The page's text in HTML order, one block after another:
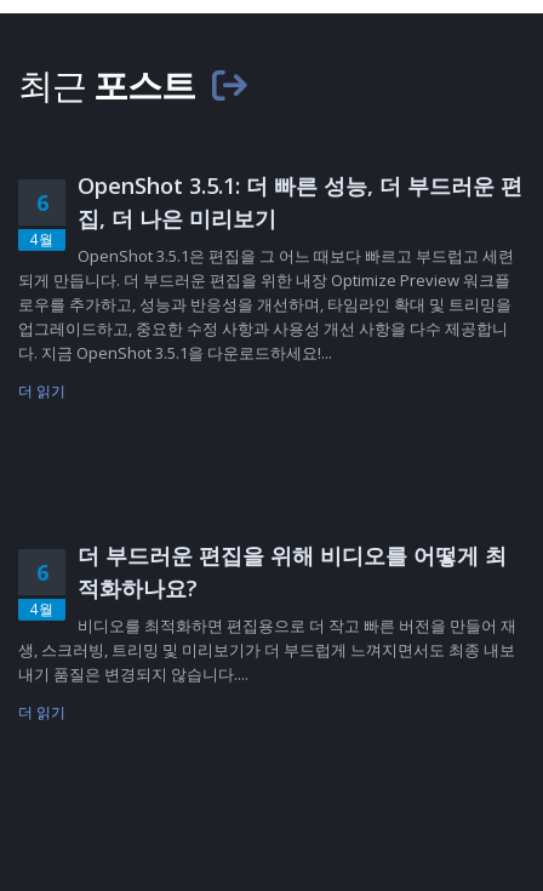
최근 포스트
6
4월
OpenShot 3.5.1: 더 빠른 성능, 더 부드러운 편
집, 더 나은 미리보기
OpenShot 3.5.1은 편집을 그 어느 때보다 빠르고 부드럽고 세련
되게 만듭니다. 더 부드러운 편집을 위한 내장 Optimize Preview 워크플
로우를 추가하고, 성능과 반응성을 개선하며, 타임라인 확대 및 트리밍을
업그레이드하고, 중요한 수정 사항과 사용성 개선 사항을 다수 제공합니
다. 지금 OpenShot 3.5.1을 다운로드하세요!...
더 읽기
6
4월
더 부드러운 편집을 위해 비디오를 어떻게 최
적화하나요?
비디오를 최적화하면 편집용으로 더 작고 빠른 버전을 만들어 재
생, 스크러빙, 트리밍 및 미리보기가 더 부드럽게 느껴지면서도 최종 내보
내기 품질은 변경되지 않습니다....
더 읽기